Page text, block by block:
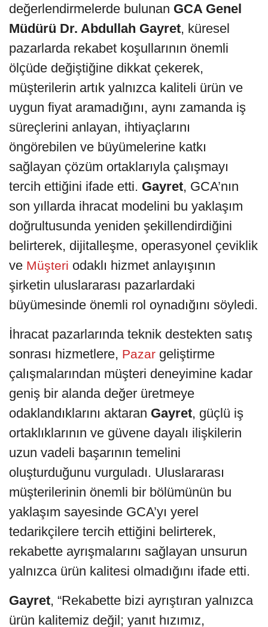
değerlendirmelerde bulunan GCA Genel
Müdürü Dr. Abdullah Gayret, küresel
pazarlarda rekabet koşullarının önemli
ölçüde değiştiğine dikkat çekerek,
müşterilerin artık yalnızca kaliteli ürün ve
uygun fiyat aramadığını, aynı zamanda iş
süreçlerini anlayan, ihtiyaçlarını
öngörebilen ve büyümelerine katkı
sağlayan çözüm ortaklarıyla çalışmayı
tercih ettiğini ifade etti. Gayret, GCA’nın
son yıllarda ihracat modelini bu yaklaşım
doğrultusunda yeniden şekillendirdiğini
belirterek, dijitalleşme, operasyonel çeviklik
ve Müşteri odaklı hizmet anlayışının
şirketin uluslararası pazarlardaki
büyümesinde önemli rol oynadığını söyledi.
İhracat pazarlarında teknik destekten satış
sonrası hizmetlere, Pazar geliştirme
çalışmalarından müşteri deneyimine kadar
geniş bir alanda değer üretmeye
odaklandıklarını aktaran Gayret, güçlü iş
ortaklıklarının ve güvene dayalı ilişkilerin
uzun vadeli başarının temelini
oluşturduğunu vurguladı. Uluslararası
müşterilerinin önemli bir bölümünün bu
yaklaşım sayesinde GCA’yı yerel
tedarikçilere tercih ettiğini belirterek,
rekabette ayrışmalarını sağlayan unsurun
yalnızca ürün kalitesi olmadığını ifade etti.
Gayret, “Rekabette bizi ayrıştıran yalnızca
ürün kalitemiz değil; yanıt hızımız,